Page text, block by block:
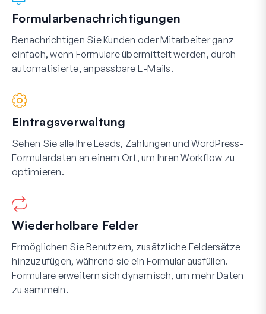
Formularbenachrichtigungen
Benachrichtigen Sie Kunden oder Mitarbeiter ganz
einfach, wenn Formulare übermittelt werden, durch
automatisierte, anpassbare E-Mails.
Eintragsverwaltung
Sehen Sie alle Ihre Leads, Zahlungen und WordPress-
Formulardaten an einem Ort, um Ihren Workflow zu
optimieren.
Wiederholbare Felder
Ermöglichen Sie Benutzern, zusätzliche Feldersätze
hinzuzufügen, während sie ein Formular ausfüllen.
Formulare erweitern sich dynamisch, um mehr Daten
zu sammeln.